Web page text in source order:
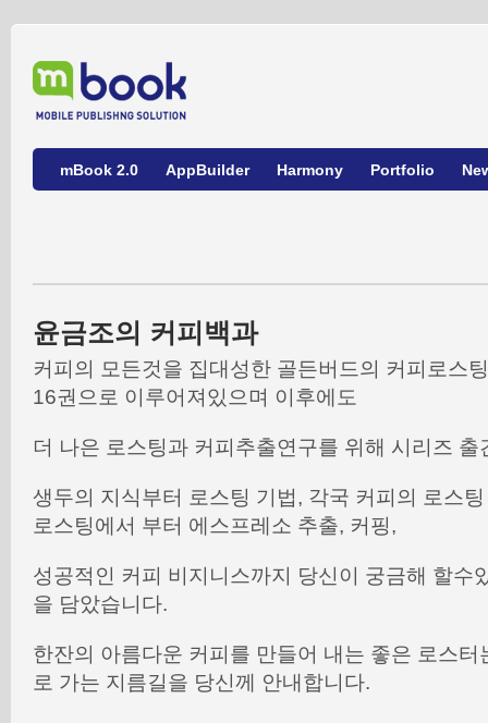
mBook 2.0 AppBuilder Harmony Portfolio
윤금조의 커피백과
커피의 모든것을 집대성한 골든버드의 커피로스
16권으로 이루어져있으며 이후에도
더 나은 로스팅과 커피추출연구를 위해 시리즈 출
생두의 지식부터 로스팅 기법, 각국 커피의 로스
로스팅에서 부터 에스프레소 추출, 커핑,
성공적인 커피 비지니스까지 당신이 궁금해 할수
을 담았습니다.
한잔의 아름다운 커피를 만들어 내는 좋은 로스터
로 가는 지름길을 당신께 안내합니다.